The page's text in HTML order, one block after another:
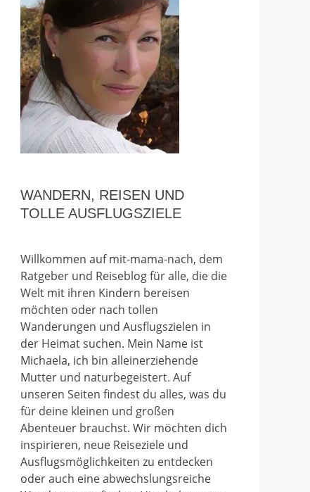
WANDERN, REISEN UND
TOLLE AUSFLUGSZIELE
Willkommen auf mit-mama-nach, dem
Ratgeber und Reiseblog für alle, die die
Welt mit ihren Kindern bereisen
möchten oder nach tollen
Wanderungen und Ausflugszielen in
der Heimat suchen. Mein Name ist
Michaela, ich bin alleinerziehende
Mutter und naturbegeistert. Auf
unseren Seiten findest du alles, was du
für deine kleinen und großen
Abenteuer brauchst. Wir möchten dich
inspirieren, neue Reiseziele und
Ausflugsmöglichkeiten zu entdecken
oder auch eine abwechslungsreiche